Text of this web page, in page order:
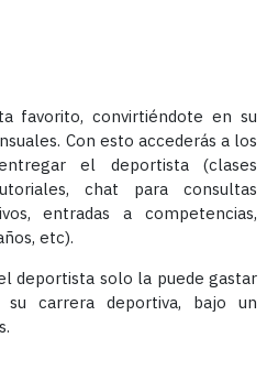
favorito, convirtiéndote en su
Con esto accederás a los
el deportista (clases
chat para consultas
entradas a competencias,
etc).
deportista solo la puede gastar
carrera deportiva, bajo un